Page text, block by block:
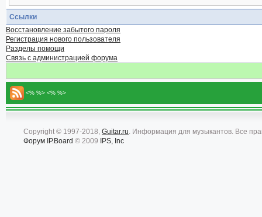
Ссылки
Восстановление забытого пароля
Регистрация нового пользователя
Разделы помощи
Связь с администрацией форума
<% %> <% %>
Copyright © 1997-2018, Guitar.ru. Информация для музыкантов. Все
Форум IP.Board © 2009 IPS, Inc